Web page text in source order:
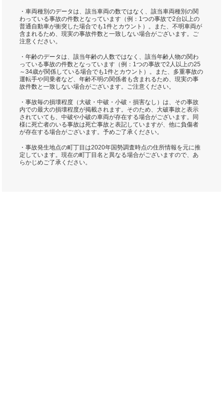
・車両種別のデータは、該当車両の数ではなく、該当車両種別の関
わっている事故の件数となっています（例：1つの事故で2台以上の
普通自動車が衝突した場合でも1件とカウント）。また、不明車両が
含まれるため、現実の事故件数と一致しない場合がございます。ご
注意ください。
・年齢のデータは、該当年齢の人数ではなく、該当年齢人物の関わ
っている事故の件数となっています（例：1つの事故で2人以上の25
～34歳が関係している場合でも1件とカウント）。また、多重事故の
運転手や同乗者など、年齢不明の関係者も含まれるため、現実の事
故件数と一致しない場合がございます。ご注意ください。
・事故毎の損壊程度（大破・中破・小破・損害なし）は、その事故
内での最大の損壊程度が掲載されます。そのため、大破事故と表示
されていても、中破や小破の車両が存在する場合がございます。同
様に死亡者のいる事故は死亡事故と表記していますが、他に負傷者
が存在する場合がございます。予めご了承ください。
・事故発生地点の町丁目は2020年国勢調査時点の住所情報を元に推
定しています。現在の町丁目名と異なる場合がございますので、あ
らかじめご了承ください。